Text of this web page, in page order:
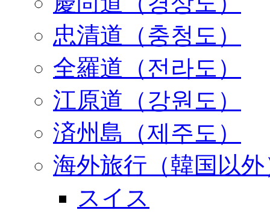
忠清道（충청도）
全羅道（전라도）
江原道（강원도）
済州島（제주도）
海外旅行（韓国以外
スイス